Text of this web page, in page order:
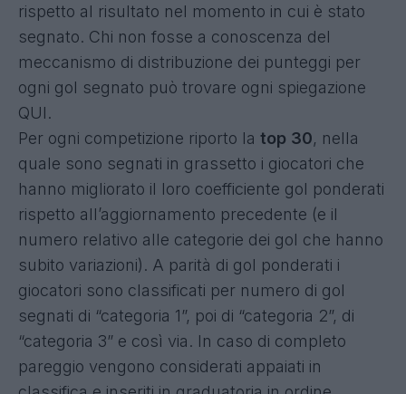
rispetto al risultato nel momento in cui è stato
segnato. Chi non fosse a conoscenza del
meccanismo di distribuzione dei punteggi per
ogni gol segnato può trovare ogni spiegazione
QUI.
Per ogni competizione riporto la top 30, nella
quale sono segnati in grassetto i giocatori che
hanno migliorato il loro coefficiente gol ponderati
rispetto all’aggiornamento precedente (e il
numero relativo alle categorie dei gol che hanno
subito variazioni). A parità di gol ponderati i
giocatori sono classificati per numero di gol
segnati di “categoria 1”, poi di “categoria 2”, di
“categoria 3” e così via. In caso di completo
pareggio vengono considerati appaiati in